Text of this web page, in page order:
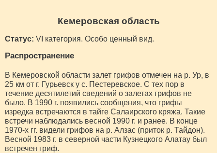
Кемеровская область
Статус: VI категория. Особо ценный вид.
Распространение
В Кемеровской области залет грифов отмечен на р. Ур, в
25 км от г. Гурьевск у с. Пестеревское. С тех пор в
течение десятилетий сведений о залетах грифов не
было. В 1990 г. появились сообщения, что грифы
изредка встречаются в тайге Салаирского кряжа. Такие
встречи наблюдались весной 1990 г. и ранее. В конце
1970-х гг. видели грифов на р. Алзас (приток р. Тайдон).
Весной 1983 г. в северной части Кузнецкого Алатау был
встречен гриф.